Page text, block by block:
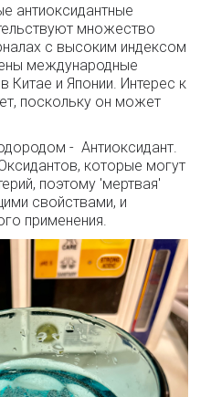
антиоксидантные
множество
с высоким индексом
международные
Китае и Японии. Интерес к
поскольку он может
- Антиоксидант.
которые могут
поэтому 'мертвая'
свойствами, и
применения.